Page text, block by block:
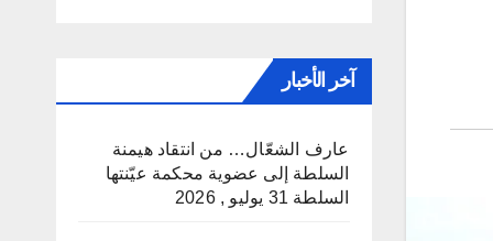
آخر الأخبار
عارف الشعّال… من انتقاد هيمنة
السلطة إلى عضوية محكمة عيّنتها
السلطة 31 يوليو , 2026